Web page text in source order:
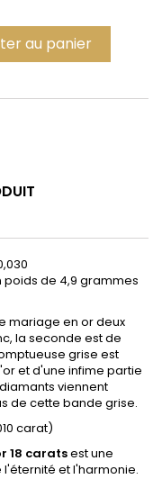
au panier
de 4,9 grammes
mariage en or deux
la seconde est de
grise est
et d'une infime partie
viennent
de cette bande grise.
carat)
18 caratsest une
et l'harmonie.